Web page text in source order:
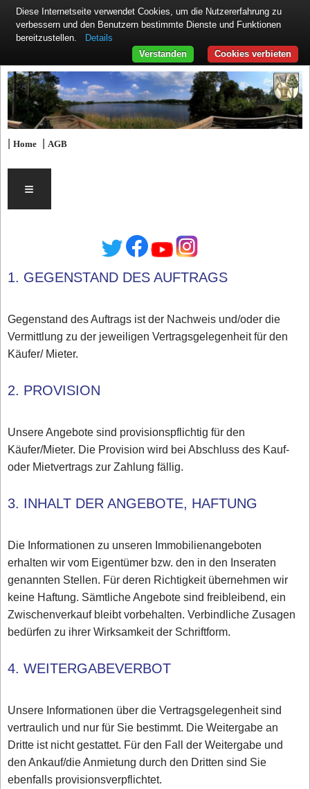
|Home |AGB
≡
1. GEGENSTAND DES AUFTRAGS
Gegenstand des Auftrags ist der Nachweis und/oder die
Vermittlung zu der jeweiligen Vertragsgelegenheit für den
Käufer/ Mieter.
2. PROVISION
Unsere Angebote sind provisionspflichtig für den
Käufer/Mieter. Die Provision wird bei Abschluss des Kauf-
oder Mietvertrags zur Zahlung fällig.
3. INHALT DER ANGEBOTE, HAFTUNG
Die Informationen zu unseren Immobilienangeboten
erhalten wir vom Eigentümer bzw. den in den Inseraten
genannten Stellen. Für deren Richtigkeit übernehmen wir
keine Haftung. Sämtliche Angebote sind freibleibend, ein
Zwischenverkauf bleibt vorbehalten. Verbindliche Zusagen
bedürfen zu ihrer Wirksamkeit der Schriftform.
4. WEITERGABEVERBOT
Unsere Informationen über die Vertragsgelegenheit sind
vertraulich und nur für Sie bestimmt. Die Weitergabe an
Dritte ist nicht gestattet. Für den Fall der Weitergabe und
den Ankauf/die Anmietung durch den Dritten sind Sie
ebenfalls provisionsverpflichtet.
Diese Internetseite verwendet Cookies, um die Nutzererfahrung zu
verbessern und den Benutzern bestimmte Dienste und Funktionen
bereitzustellen.
Details
Cookies verbieten
Verstanden